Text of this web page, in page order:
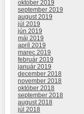
október 2019
september 2019
august 2019
júl 2019
jún 2019
máj 2019
apríl 2019
marec 2019
február 2019
január 2019
december 2018
november 2018
október 2018
september 2018
august 2018
júl 2018